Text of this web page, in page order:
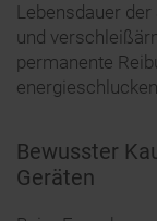
Lebensdauer
und
permanente
Bewusster
Geräten